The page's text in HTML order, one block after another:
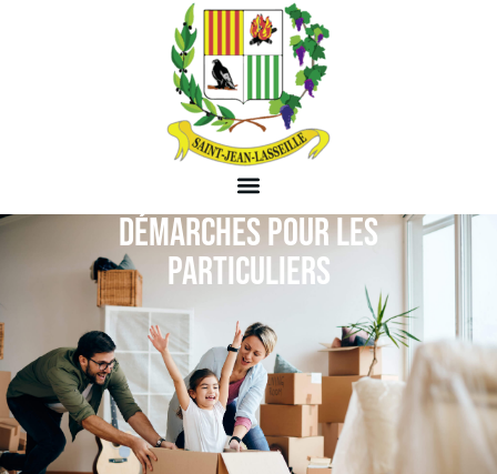
DÉMARCHES POUR LES
PARTICULIERS